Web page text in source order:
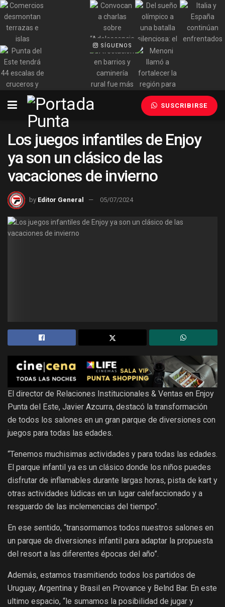
SÍGUENOS
SUSCRIBIRSE
Los juegos infantiles de Enjoy
ya son un clásico de las
vacaciones de invierno
by Editor General 05/07/2024
El director de Relaciones Institucionales & Ventas en Enjoy
Punta del Este, Javier Azcurra, destacó la transformación
de todos los salones en un gran parque de diversiones con
juegos para todas las edades.
“Tenemos muchisimas actividades y para todas las edades.
El parque infantil ya es un clásico donde los niños puedes
disfrutar de inflamables durante largas horas, pista de kart y
otras actividades lúdicas en un lugar calefaccionado y a
resguardo de las inclemencias del tiempo”.
En ese sentido, “transormamos todos nuestros salones en
un parque de diversiones infantil para adaptar la propuesta
del resort a las diferentes épocas del año”.
Además, estamos trasmitiendo todos los partidos de
Uruguay, Argentina y Brasil en Provance y Belnd Bar. En este
ultimo espacio, “le sumamos la posibilidad de jugar y